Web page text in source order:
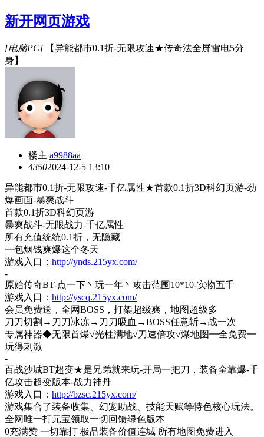
新开网页游戏
[电脑PC] 【异能都市0.1折-无限攻速★传奇法全屏雷电5分
身】
楼主 a9988aa
43502024-12-5 13:10
异能都市0.1折-无限攻速-千亿属性★首款0.1折3D科幻页游-劲
爆画面-暴爽战斗
首款0.1折3D科幻页游
暴爽战斗-无限战力-千亿属性
所有充值统统0.1折，无隐藏
一包烟钱爽爆这个冬天
游戏入口： http://ynds.215yx.com/
-
原始传奇BT-点一下丶玩一年丶攻击范围10*10-实物五千
游戏入口： http://yscq.215yx.com/
会员免费送，全网BOSS，打架超级爽，地图超级多
刀刀切割 →刀刀冰冻→刀刀吸血→BOSS任意斩→战一次
专属神器◆无限首爆√光柱满地√刀速倍攻√爆地图━全免费━
玩得刺激
-
百战沙城BT超变★是兄弟就来玩-开局一把刀，装备全靠爆-千
亿攻击超变版本-战力神丹
游戏入口： http://bzsc.215yx.com/
游戏集合了装备收集、幻宠助战、技能天赋等特色核心玩法。
全网唯一打元宝领取一切回馈绿色版本
0充满赞 一切靠打 极品装备价值连城 所有地图免费进入